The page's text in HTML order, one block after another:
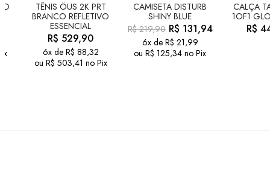
TÊNIS ÖUS 2K PRT
BRANCO REFLETIVO
ESSENCIAL
R$ 529,90
6x de R$ 88,32
ou R$ 503,41 no Pix
CAMISETA DISTURB
SHINY BLUE
R$219,90 R$ 131,94
6x de R$ 21,99
ou R$ 125,34 no Pix
CALÇA
1OF1
R$